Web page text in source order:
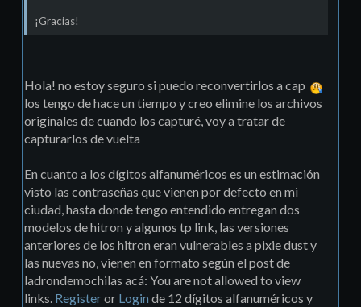
¡Gracias!
Hola! no estoy seguro si puedo reconvertirlos a cap
los tengo de hace un tiempo y creo elimine los archivos
originales de cuando los capturé, voy a tratar de
capturarlos de vuelta
En cuanto a los dígitos alfanuméricos es un estimación
visto las contraseñas que vienen por defecto en mi
ciudad, hasta donde tengo entendido entregan dos
modelos de hitron y algunos tp link, las versiones
anteriores de los hitron eran vulnerables a pixie dust y
las nuevas no, vienen en formato según el post de
ladrondemochilas acá: You are not allowed to view
links. Registeror Login de 12 dígitos alfanuméricos y